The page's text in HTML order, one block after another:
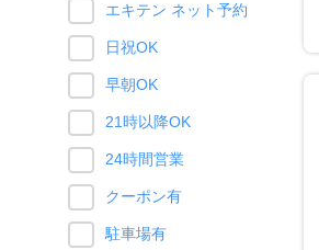
エキテン ネット予約
日祝OK
早朝OK
21時以降OK
24時間営業
クーポン有
駐車場有